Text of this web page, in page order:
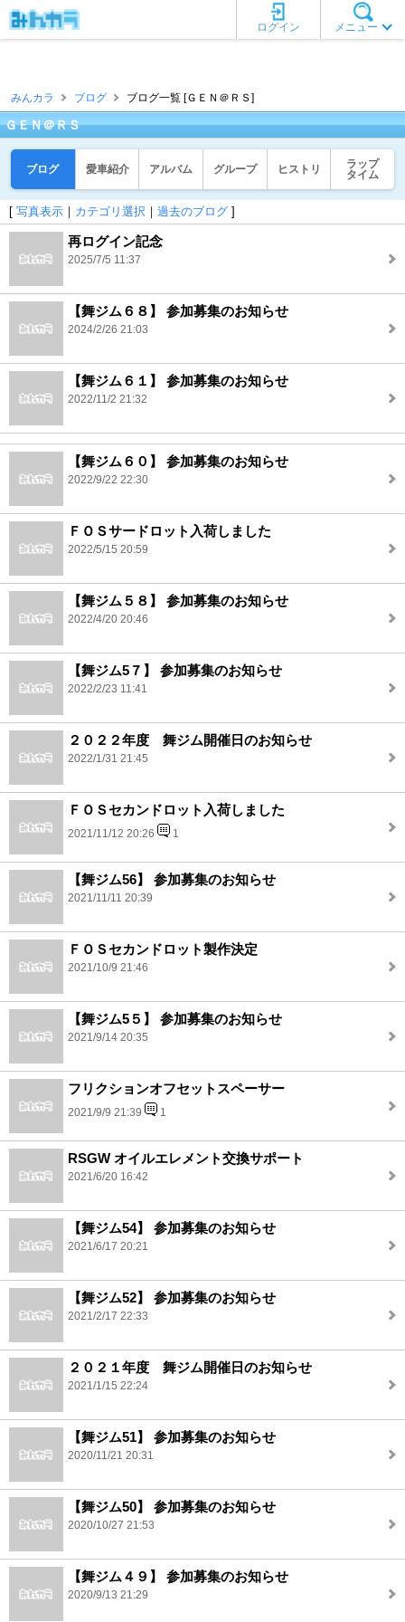
メニュー
ログイン
みんカラ ブログ ブログ一覧 [ＧＥＮ＠ＲＳ]
ＧＥＮ＠ＲＳ
ブログ 愛車紹介 アルバム グループ ヒストリ
ラップ
タイム
[ 写真表示 ｜ カテゴリ選択 ｜ 過去のブログ ]
再ログイン記念
2025/7/5 11:37
【舞ジム６８】 参加募集のお知らせ
2024/2/26 21:03
【舞ジム６１】 参加募集のお知らせ
2022/11/2 21:32
【舞ジム６０】 参加募集のお知らせ
2022/9/22 22:30
ＦＯＳサードロット入荷しました
2022/5/15 20:59
【舞ジム５８】 参加募集のお知らせ
2022/4/20 20:46
【舞ジム5７】 参加募集のお知らせ
2022/2/23 11:41
２０２２年度 舞ジム開催日のお知らせ
2022/1/31 21:45
ＦＯＳセカンドロット入荷しました
2021/11/12 20:26 1
【舞ジム56】 参加募集のお知らせ
2021/11/11 20:39
ＦＯＳセカンドロット製作決定
2021/10/9 21:46
【舞ジム5５】 参加募集のお知らせ
2021/9/14 20:35
フリクションオフセットスペーサー
2021/9/9 21:39 1
RSGW オイルエレメント交換サポート
2021/6/20 16:42
【舞ジム54】 参加募集のお知らせ
2021/6/17 20:21
【舞ジム52】 参加募集のお知らせ
2021/2/17 22:33
２０２１年度 舞ジム開催日のお知らせ
2021/1/15 22:24
【舞ジム51】 参加募集のお知らせ
2020/11/21 20:31
【舞ジム50】 参加募集のお知らせ
2020/10/27 21:53
【舞ジム４９】 参加募集のお知らせ
2020/9/13 21:29